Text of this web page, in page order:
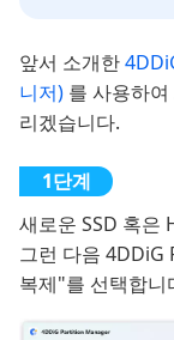
앞서 소개한
니저) 를 사용하
리겠습니다.
새로운 SSD 혹은
그런 다음
복제"를 선택합니